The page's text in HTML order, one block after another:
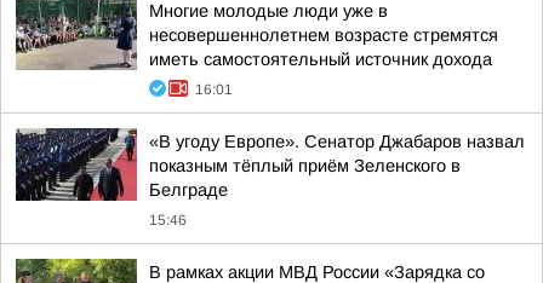
Многие молодые люди уже в
несовершеннолетнем возрасте стремятся
иметь самостоятельный источник дохода
16:01
«В угоду Европе». Сенатор Джабаров назвал
показным тёплый приём Зеленского в
Белграде
15:46
В рамках акции МВД России «Зарядка со